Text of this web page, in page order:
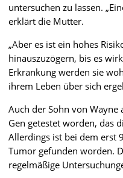
untersuchen zu lassen.
erklärt die Mutter.
„Aber es ist ein hohes
hinauszuzögern, bis es
Erkrankung werden sie
ihrem Leben über sich
Auch der Sohn von Wayne
Gen getestet worden, das
Allerdings ist bei dem erst
Tumor gefunden worden.
regelmäßige